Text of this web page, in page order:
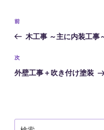
投
ナ
ビ
ゲ
ン
前
の
稿
前
木工事 ～主に内装工事
次
の
次
外壁工事＋吹き付け塗装